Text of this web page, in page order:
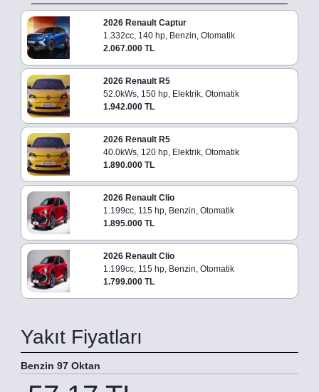
2026 Renault Captur
1.332cc, 140 hp, Benzin, Otomatik
2.067.000 TL
2026 Renault R5
52.0kWs, 150 hp, Elektrik, Otomatik
1.942.000 TL
2026 Renault R5
40.0kWs, 120 hp, Elektrik, Otomatik
1.890.000 TL
2026 Renault Clio
1.199cc, 115 hp, Benzin, Otomatik
1.895.000 TL
2026 Renault Clio
1.199cc, 115 hp, Benzin, Otomatik
1.799.000 TL
Yakıt Fiyatları
Benzin 97 Oktan